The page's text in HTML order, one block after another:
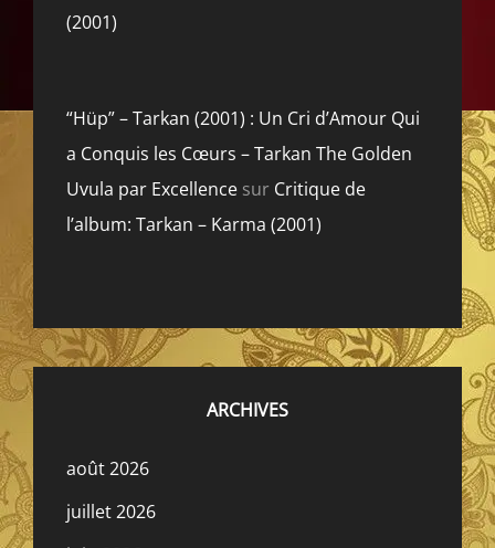
(2001)
“Hüp” – Tarkan (2001) : Un Cri d’Amour Qui
a Conquis les Cœurs – Tarkan The Golden
Uvula par Excellence sur Critique de
l’album: Tarkan – Karma (2001)
ARCHIVES
août 2026
juillet 2026